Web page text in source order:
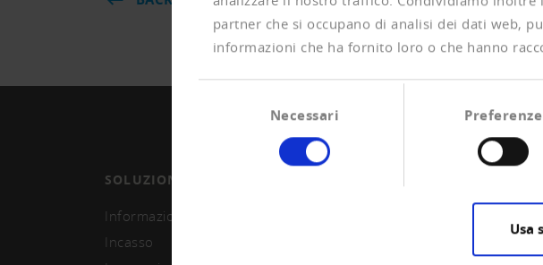
partner che si occupano di analisi dei dati web,
informazioni che ha fornito loro o che hanno
Necessari Preferenze
Usa
SOLUZIONI
Informazioni e monitoring
Incasso